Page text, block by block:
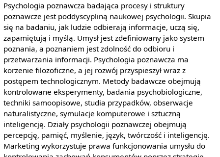
Psychologia poznawcza badająca procesy i struktury
poznawcze jest poddyscypliną naukowej psychologii. Skupia
się na badaniu, jak ludzie odbierają informacje, uczą się,
zapamiętują i myślą. Umysł jest zdefiniowany jako system
poznania, a poznaniem jest zdolność do odbioru i
przetwarzania informacji. Psychologia poznawcza ma
korzenie filozoficzne, a jej rozwój przyspieszył wraz z
postępem technologicznym. Metody badawcze obejmują
kontrolowane eksperymenty, badania psychobiologiczne,
techniki samoopisowe, studia przypadków, obserwacje
naturalistyczne, symulacje komputerowe i sztuczną
inteligencję. Działy psychologii poznawczej obejmują
percepcję, pamięć, myślenie, język, twórczość i inteligencję.
Marketing wykorzystuje prawa funkcjonowania umysłu do